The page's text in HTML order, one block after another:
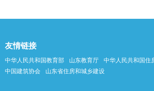
友情链接
中华人民共和国教育部 山东教育厅
中华人民共和国住
中国建筑协会
山东省住房和城乡建设